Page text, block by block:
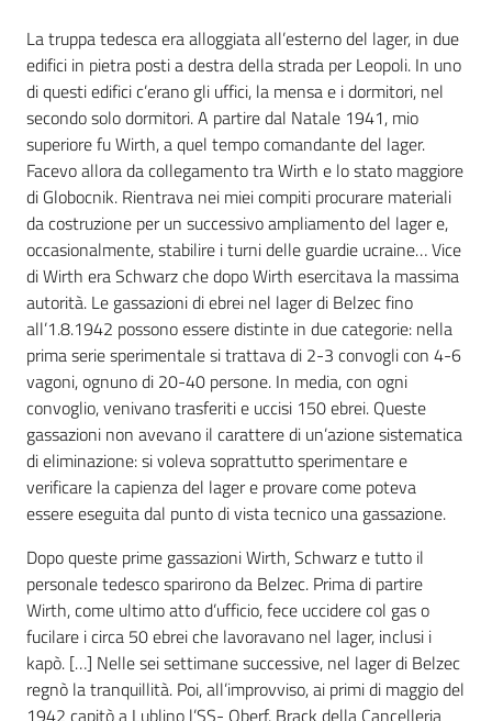
Per i cittadini
La truppa tedesca era alloggiata all’esterno del lager, in due
edifici in pietra posti a destra della strada per Leopoli. In uno
di questi edifici c’erano gli uffici, la mensa e i dormitori, nel
secondo solo dormitori. A partire dal Natale 1941, mio
superiore fu Wirth, a quel tempo comandante del lager.
Facevo allora da collegamento tra Wirth e lo stato maggiore
di Globocnik. Rientrava nei miei compiti procurare materiali
da costruzione per un successivo ampliamento del lager e,
occasionalmente, stabilire i turni delle guardie ucraine… Vice
di Wirth era Schwarz che dopo Wirth esercitava la massima
autorità. Le gassazioni di ebrei nel lager di Belzec fino
all’1.8.1942 possono essere distinte in due categorie: nella
prima serie sperimentale si trattava di 2-3 convogli con 4-6
vagoni, ognuno di 20-40 persone. In media, con ogni
convoglio, venivano trasferiti e uccisi 150 ebrei. Queste
gassazioni non avevano il carattere di un’azione sistematica
di eliminazione: si voleva soprattutto sperimentare e
verificare la capienza del lager e provare come poteva
essere eseguita dal punto di vista tecnico una gassazione.
Dopo queste prime gassazioni Wirth, Schwarz e tutto il
personale tedesco sparirono da Belzec. Prima di partire
Wirth, come ultimo atto d’ufficio, fece uccidere col gas o
fucilare i circa 50 ebrei che lavoravano nel lager, inclusi i
kapò. […] Nelle sei settimane successive, nel lager di Belzec
regnò la tranquillità. Poi, all’improvviso, ai primi di maggio del
1942 capitò a Lublino l’SS- Oberf. Brack della Cancelleria